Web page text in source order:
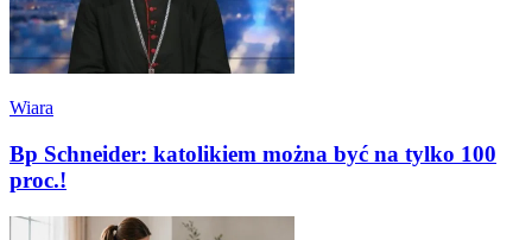
Wiara
Bp Schneider: katolikiem można być na tylko 100
proc.!